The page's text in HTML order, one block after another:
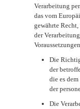
Verarbeitung
das vom
gewährte
der
Die
der
die es
der
Die